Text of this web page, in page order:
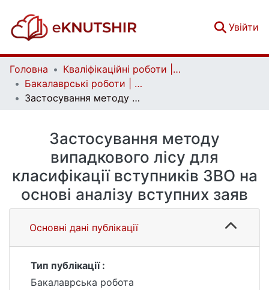
Увійти
Головна
Кваліфікаційні роботи | Qualifying works
Бакалаврські роботи | Bachelor theses
Застосування методу випадкового лісу для класифікації вступників ЗВО на основі аналізу вступних заяв
Застосування методу
випадкового лісу для
класифікації вступників ЗВО на
основі аналізу вступних заяв
Основні дані публікації
Тип публікації :
Бакалаврська робота